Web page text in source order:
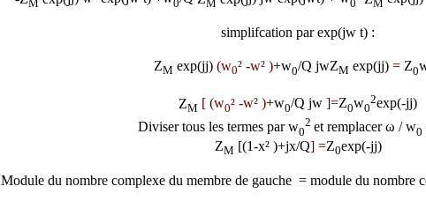
M 0 M 0 M
simplifcation par exp(jw t) :
ZM exp(jj) (w0² -w² )+w0/Q jwZM exp(jj) = Z0
ZM [ (w0² -w² )+w0/Q jw ]=Z0w0
2exp(-jj)
Diviser tous les termes parw0
2 et remplacerω /w0
ZM [(1-x² )+jx/Q] =Z0exp(-jj)
Module du nombre complexe du membre de gauche = module du nombre